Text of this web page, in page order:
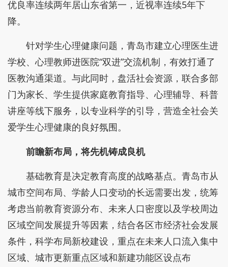
优良率连续两年居山东省第一，近视率连续5年下
降。
针对学生心理健康问题，青岛市建立心理医生进
学校、心理教师进医院“双进”交流机制，有效打通了
医教沟通渠道。与此同时，盘活社会资源，联合多部
门为家长、学生提供家庭教育指导、心理辅导、科普
讲座等线下服务，以专业科学的引导，营造全社会关
爱学生心理健康的良好氛围。
前瞻新布局，将先机铸成良机
基础教育是决定教育高度的战略基点。青岛市从
城市空间布局、学龄人口变动的长远需要出发，统筹
考虑当前教育资源分布、未来人口密度以及学校周边
区域空间发展提升等因素，结合各区市经济社会发展
条件，科学布局新校建设，重点在未来人口流入集中
区域、城市更新重点区域和新建功能区设点布